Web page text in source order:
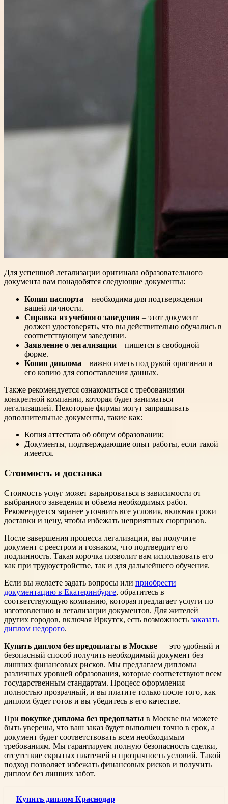
Для успешной легализации оригинала образовательного
документа вам понадобятся следующие документы:
Копия паспорта – необходима для подтверждения
вашей личности.
Справка из учебного заведения – этот документ
должен удостоверять, что вы действительно обучались в
соответствующем заведении.
Заявление о легализации – пишется в свободной
форме.
Копия диплома – важно иметь под рукой оригинал и
его копию для сопоставления данных.
Также рекомендуется ознакомиться с требованиями
конкретной компании, которая будет заниматься
легализацией. Некоторые фирмы могут запрашивать
дополнительные документы, такие как:
Копия аттестата об общем образовании;
Документы, подтверждающие опыт работы, если такой
имеется.
Стоимость и доставка
Стоимость услуг может варьироваться в зависимости от
выбранного заведения и объема необходимых работ.
Рекомендуется заранее уточнить все условия, включая сроки
доставки и цену, чтобы избежать неприятных сюрпризов.
После завершения процесса легализации, вы получите
документ с реестром и гознаком, что подтвердит его
подлинность. Такая корочка позволит вам использовать его
как при трудоустройстве, так и для дальнейшего обучения.
Если вы желаете задать вопросы или приобрести
документацию в Екатеринбурге, обратитесь в
соответствующую компанию, которая предлагает услуги по
изготовлению и легализации документов. Для жителей
других городов, включая Иркутск, есть возможность заказать
диплом недорого.
Купить диплом без предоплаты в Москве — это удобный и
безопасный способ получить необходимый документ без
лишних финансовых рисков. Мы предлагаем дипломы
различных уровней образования, которые соответствуют всем
государственным стандартам. Процесс оформления
полностью прозрачный, и вы платите только после того, как
диплом будет готов и вы убедитесь в его качестве.
При покупке диплома без предоплаты в Москве вы можете
быть уверены, что ваш заказ будет выполнен точно в срок, а
документ будет соответствовать всем необходимым
требованиям. Мы гарантируем полную безопасность сделки,
отсутствие скрытых платежей и прозрачность условий. Такой
подход позволяет избежать финансовых рисков и получить
диплом без лишних забот.
Купить диплом Краснодар